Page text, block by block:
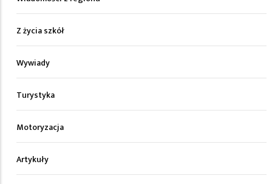
Z życia szkół
Wywiady
Turystyka
Motoryzacja
Artykuły